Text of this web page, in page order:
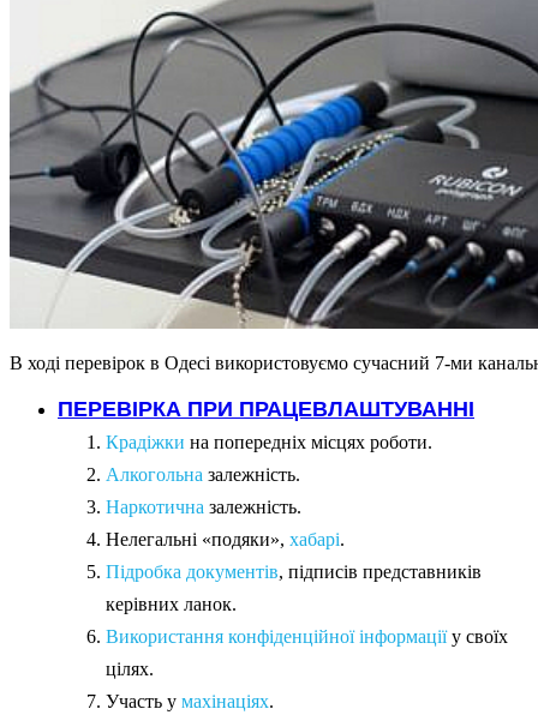
В ході перевірок в Одесі використовуємо сучасний 7-ми
ПЕРЕВІРКА ПРИ ПРАЦЕВЛАШТУВАННІ
Крадіжки на попередніх місцях роботи.
Алкогольна залежність.
Наркотична залежність.
Нелегальні «подяки», хабарі.
Підробка документів, підписів представників
керівних ланок.
Використання конфіденційної інформаціїу своїх
цілях.
Участь у махінаціях.